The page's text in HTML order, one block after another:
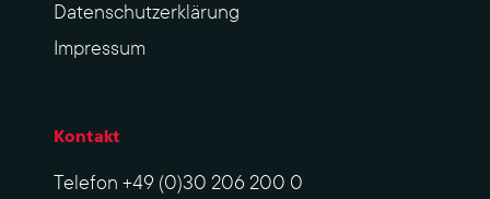
Datenschutzerklärung
Impres­sum
Kontakt
Telefon +49 (0)30 206 200 0